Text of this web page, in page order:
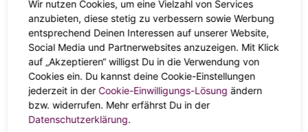
Daran merkst du, dass eure Liebe
noch eine Chance verdient
Einmalige Sache
Ein einmaliger Ausrutscher, bei dem keine Gefühle im
Wir nutzen Cookies, um eine Vielzahl von Services
anzubieten, diese stetig zu verbessern sowie Werbung
entsprechend Deinen Interessen auf unserer Website,
Social Media und Partnerwebsites anzuzeigen. Mit Klick
auf „Akzeptieren“ willigst Du in die Verwendung von
Cookies ein. Du kannst deine Cookie-Einstellungen
jederzeit in der Cookie-Einwilligungs-Lösung ändern
bzw. widerrufen. Mehr erfährst Du in der
Datenschutzerklärung.